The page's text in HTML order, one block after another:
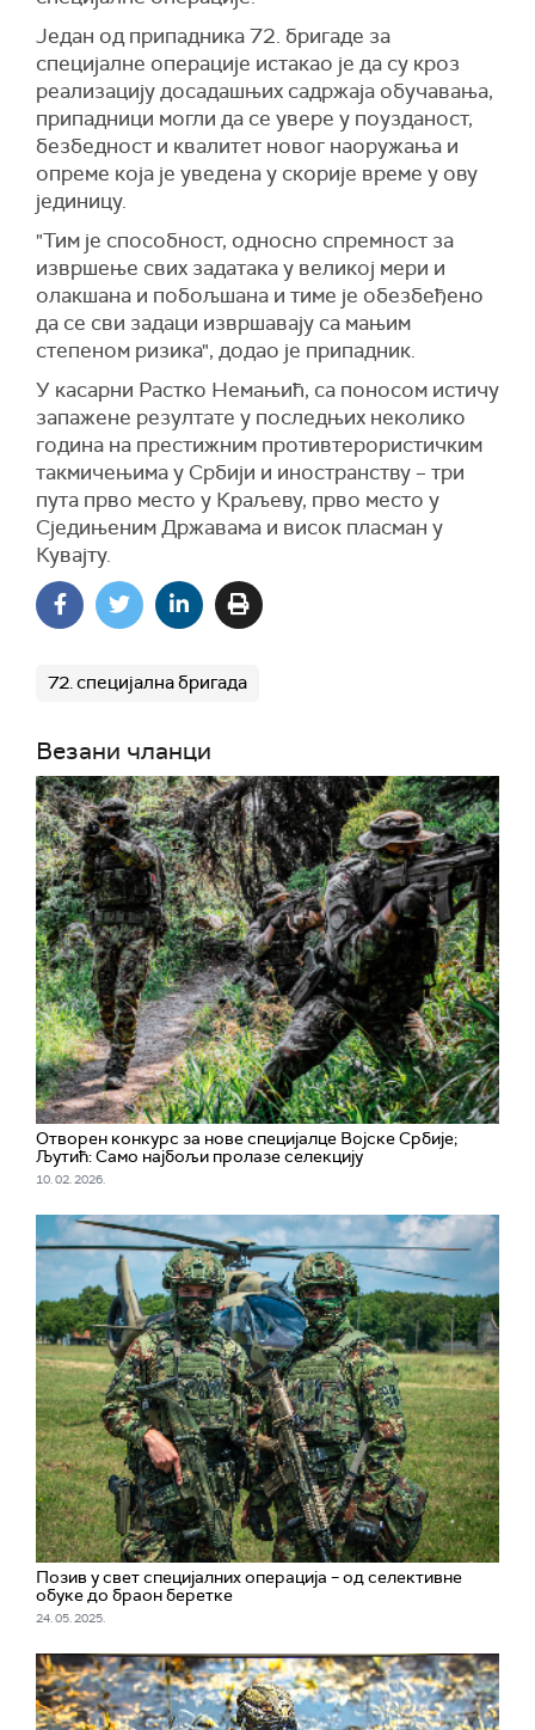
Један од припадника 72. бригаде за
специјалне операције истакао је да су кроз
реализацију досадашњих садржаја обучавања,
припадници могли да се увере у поузданост,
безбедност и квалитет новог наоружања и
опреме која је уведена у скорије време у ову
јединицу.
"Тим је способност, односно спремност за
извршење свих задатака у великој мери и
олакшана и побољшана и тиме је обезбеђено
да се сви задаци извршавају са мањим
степеном ризика", додао је припадник.
У касарни Растко Немањић, са поносом истичу
запажене резултате у последњих неколико
година на престижним противтерористичким
такмичењима у Србији и иностранству – три
пута прво место у Краљеву, прво место у
Сједињеним Државама и висок пласман у
Кувајту.
72. специјална бригада
Везани чланци
Отворен конкурс за нове специјалце Војске Србије;
Љутић: Само најбољи пролазе селекцију
10. 02. 2026.
Позив у свет специјалних операција – од селективне
обуке до браон беретке
24. 05. 2025.